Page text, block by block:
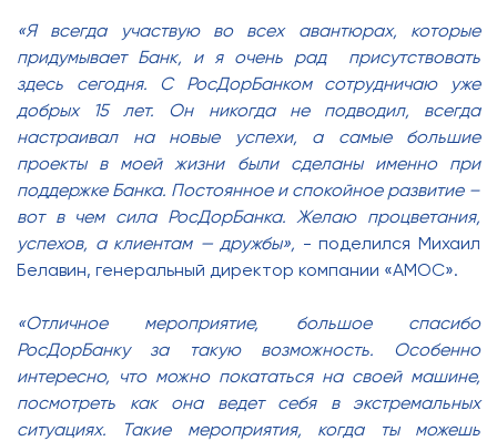
«Я всегда участвую во всех авантюрах, которые
придумывает Банк, и я очень рад присутствовать
здесь сегодня. С РосДорБанком сотрудничаю уже
добрых 15 лет. Он никогда не подводил, всегда
настраивал на новые успехи, а самые большие
проекты в моей жизни были сделаны именно при
поддержке Банка. Постоянное и спокойное развитие –
вот в чем сила РосДорБанка. Желаю процветания,
успехов, а клиентам — дружбы», - поделился Михаил
Белавин, генеральный директор компании «АМОС».
«Отличное мероприятие, большое спасибо
РосДорБанку за такую возможность. Особенно
интересно, что можно покататься на своей машине,
посмотреть как она ведет себя в экстремальных
ситуациях. Такие мероприятия, когда ты можешь